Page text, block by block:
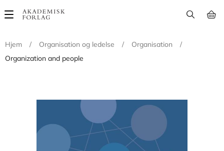
Main
Hjem
/ Organisation og ledelse / Organisation
/
Organization and people